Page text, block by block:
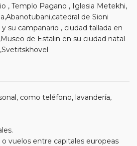
, Templo Pagano , Iglesia Metekhi,
de Sioni
su campanario , ciudad tallada en
de Estalin en su ciudad natal
como teléfono, lavandería,
vuelos entre capitales europeas